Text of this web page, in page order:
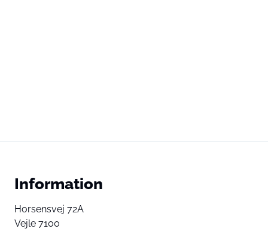
Information
Horsensvej 72A
Vejle 7100